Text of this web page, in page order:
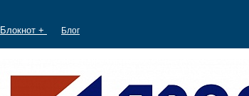
Блокнот + Блог